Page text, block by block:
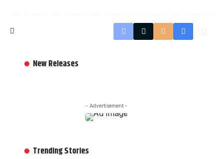
New Releases
- Advertisement -
Trending Stories